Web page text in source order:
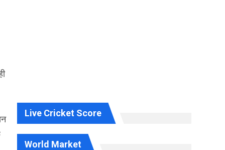
Live Cricket Score
World Market